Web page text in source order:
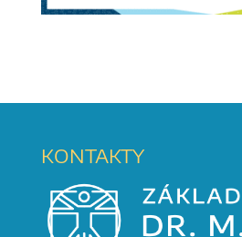
KONTAKTY